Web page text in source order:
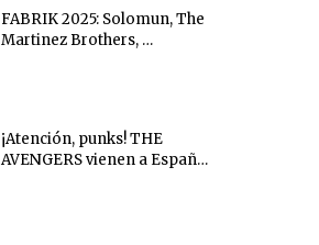
FABRIK 2025: Solomun, The
Martinez Brothers, …
¡Atención, punks! THE
AVENGERS vienen a Españ…